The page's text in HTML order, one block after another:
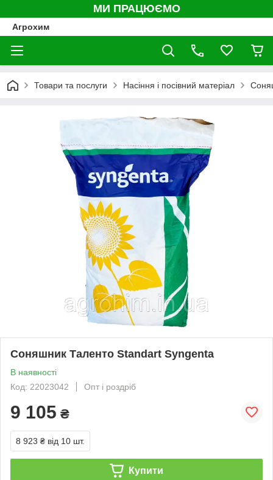
МИ ПРАЦЮЄМО
Агрохим
Товари та послуги Насіння і посівний матеріал
Соняшник Таленто Standart Syngenta
В наявності
Код: 22023042
Опт і роздріб
9 105 ₴
8 923 ₴ від 10 шт.
Купити